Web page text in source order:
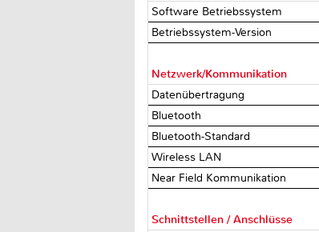
Software Betriebssystem
Betriebssystem-Version
Netzwerk/Kommunikation
Datenübertragung
Bluetooth
Bluetooth-Standard
Wireless LAN
Near Field Kommunikation
Schnittstellen / Anschlüsse